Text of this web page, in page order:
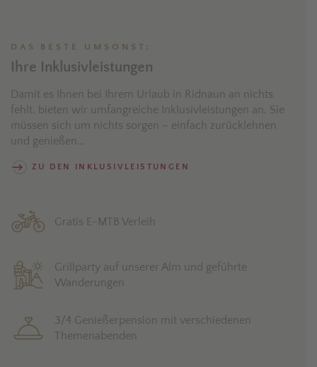
DAS BESTE UMSONST:
Ihre Inklusivleistungen
Damit es Ihnen bei Ihrem Urlaub in Ridnaun an nichts
fehlt, bieten wir umfangreiche Inklusivleistungen an. Sie
müssen sich um nichts sorgen – einfach zurücklehnen
und genießen…
ZU DEN INKLUSIVLEISTUNGEN
Gratis E-MTB Verleih
Grillparty auf unserer Alm und geführte
Wanderungen
3/4 Genießerpension mit verschiedenen
Themenabenden